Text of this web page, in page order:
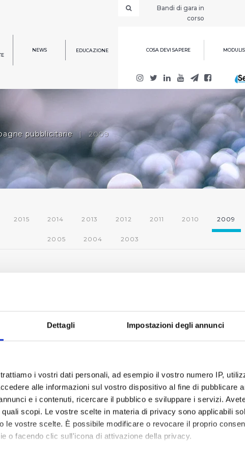
Dettagli Impostazioni degli annunci
trattiamo i vostri dati personali, ad esempio il vostro numero IP,
alle informazioni sul vostro dispositivo al fine di pubblicare
e i contenuti, ricercare il pubblico e sviluppare i servizi.
scopi. Le vostre scelte in materia di privacy sono applicabili
le vostre scelte. È possibile modificare o revocare il proprio
o facendo clic sull'icona di attivazione della privacy.
Bandi di gara in
corso
NEWS EDUCAZIONE COSA DEVI SAPERE
pubblicitarie | 2009
2015 2014 2013 2012 2011 2010 2009
2005 2004 2003